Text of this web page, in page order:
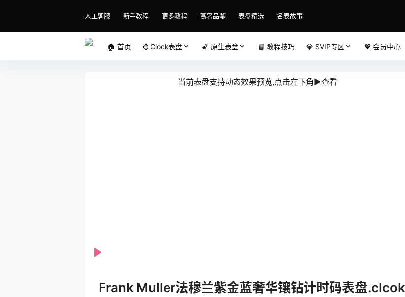
人工客服 新手教程 更多教程 高奢品鉴 表盘精选 名表故事
🏠 首页 ⌚️ Clock表盘 🌠 原生表盘 📙 教程技巧 💎 SVIP专区 💖 会员中心
当前表盘支持动态效果预览,点击左下角▶️查看️
Frank Muller法穆兰紫金蓝奢华镶钻计时码表盘.clcok